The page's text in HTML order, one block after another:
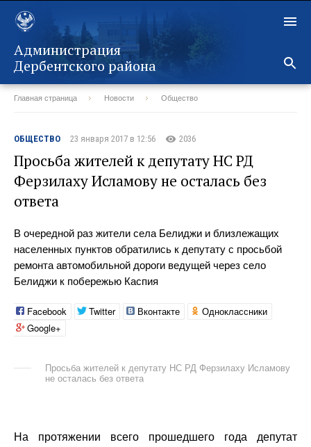
Администрация
Дербентского района
Главная страница Новости Общество
ОБЩЕСТВО 23 января 2017 в 12:56 2036
Просьба жителей к депутату НС РД
Ферзилаху Исламову не осталась без
ответа
В очередной раз жители села Белиджи и близлежащих
населенных пунктов обратились к депутату с просьбой
ремонта автомобильной дороги ведущей через село
Белиджи к побережью Каспия
Facebook Twitter Вконтакте
Одноклассники
Google+
Просьба жителей к депутату НС РД Ферзилаху Исламову
не осталась без ответа
На протяжении всего прошедшего года депутат